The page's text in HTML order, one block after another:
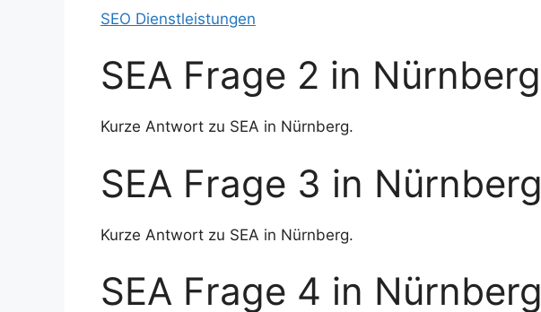
SEO Dienstleistungen
SEA Frage 2 in Nürnberg
Kurze Antwort zu SEA in Nürnberg.
SEA Frage 3 in Nürnberg
Kurze Antwort zu SEA in Nürnberg.
SEA Frage 4 in Nürnberg